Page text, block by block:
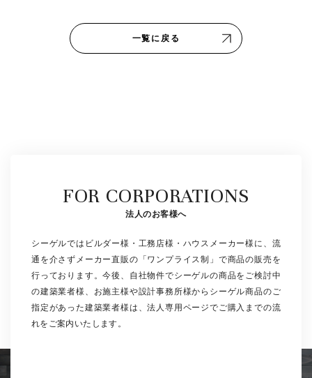
一覧に戻る
FOR CORPORATIONS
法人のお客様へ
シーゲルではビルダー様・工務店様・ハウスメーカー様に、流
通を介さずメーカー直販の「ワンプライス制」で商品の販売を
行っております。今後、自社物件でシーゲルの商品をご検討中
の建築業者様、お施主様や設計事務所様からシーゲル商品のご
指定があった建築業者様は、法人専用ページでご購入までの流
れをご案内いたします。